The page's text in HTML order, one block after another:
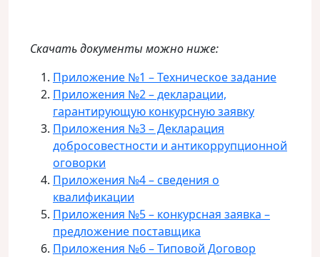
Скачать документы можно ниже:
Приложение №1 – Техническое задание
Приложения №2 – декларации,
гарантирующую конкурсную заявку
Приложения №3 – Декларация
добросовестности и антикоррупционной
оговорки
Приложения №4 – сведения о
квалификации
Приложения №5 – конкурсная заявка –
предложение поставщика
Приложения №6 – Типовой Договор